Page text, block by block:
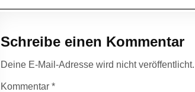
Schreibe einen Kommentar
Deine E-Mail-Adresse wird nicht veröffentlicht.
Kommentar*